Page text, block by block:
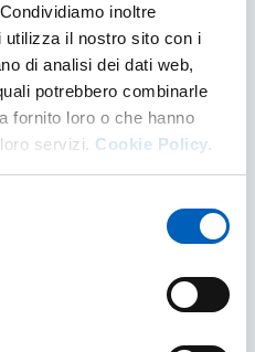
inoltre
utilizza il nostro sito con i
di analisi dei dati web,
potrebbero combinarle
fornito loro o che hanno
servizi. Cookie Policy.